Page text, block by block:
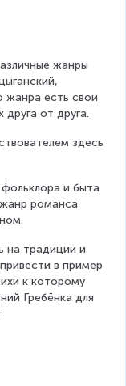
жанры
жанра есть свои
от друга.
здесь
и быта
романса
на традиции и
в пример
к которому
Гребёнка для